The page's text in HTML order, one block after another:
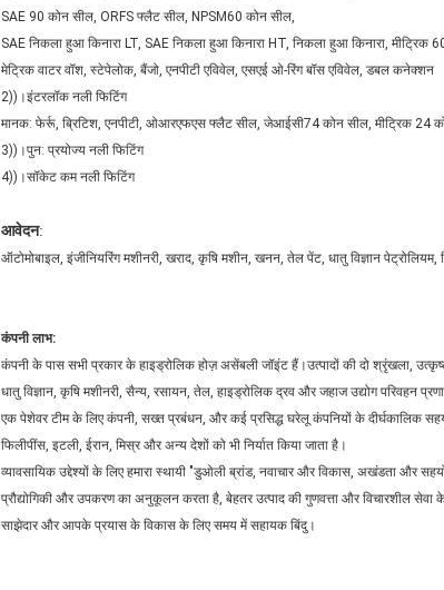
SAE 90 कोन सील, ORFS फ्लैट सील, NPSM60 कोन सील,
SAE निकला हुआ किनारा LT, SAE निकला हुआ किनारा HT, निकला हुआ किनारा,
मेट्रिक वाटर वॉश, स्टेपेलोक, बैंजो, एनपीटी एविवेल, एसएई ओ-रिंग बॉस एविवेल, डबल कनेक्शन
2))।इंटरलॉक नली फिटिंग
मानक: फेर्रू, ब्रिटिश, एनपीटी, ओआरएफएस फ्लैट सील, जेआईसी74 कोन सील, मीट्रिक 24
3))।पुन: प्रयोज्य नली फिटिंग
4))।सॉकेट कम नली फिटिंग
आवेदन:
ऑटोमोबाइल, इंजीनियरिंग मशीनरी, खराद, कृषि मशीन, खनन, तेल पेंट, धातु विज्ञान
कंपनी लाभ:
कंपनी के पास सभी प्रकार के हाइड्रोलिक होज़ असेंबली जॉइंट हैं।उत्पादों की दो श्रृंखला,
धातु विज्ञान, कृषि मशीनरी, सैन्य, रसायन, तेल, हाइड्रोलिक द्रव और जहाज उद्योग परिवहन
एक पेशेवर टीम के लिए कंपनी, सख्त प्रबंधन, और कई प्रसिद्ध घरेलू कंपनियों के दीर्घकालिक
फिलीपींस, इटली, ईरान, मिस्र और अन्य देशों को भी निर्यात किया जाता है।
व्यावसायिक उद्देश्यों के लिए हमारा स्थायी "डुओली ब्रांड, नवाचार और विकास, अखंडता और
प्रौद्योगिकी और उपकरण का अनुकूलन करता है, बेहतर उत्पाद की गुणवत्ता और विचारशील
साझेदार और आपके प्रयास के विकास के लिए समय में सहायक बिंदु।